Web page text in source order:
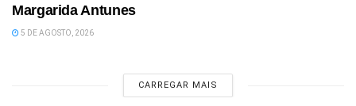
Margarida Antunes
5 DE AGOSTO, 2026
CARREGAR MAIS